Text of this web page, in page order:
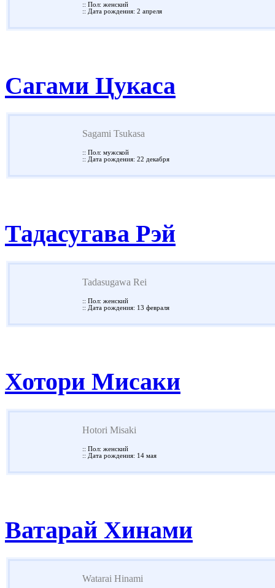
:: Пол: женский
:: Дата рождения: 2 апреля
Сагами Цукаса
Sagami Tsukasa
:: Пол: мужской
:: Дата рождения: 22 декабря
Тадасугава Рэй
Tadasugawa Rei
:: Пол: женский
:: Дата рождения: 13 февраля
Хотори Мисаки
Hotori Misaki
:: Пол: женский
:: Дата рождения: 14 мая
Ватарай Хинами
Watarai Hinami